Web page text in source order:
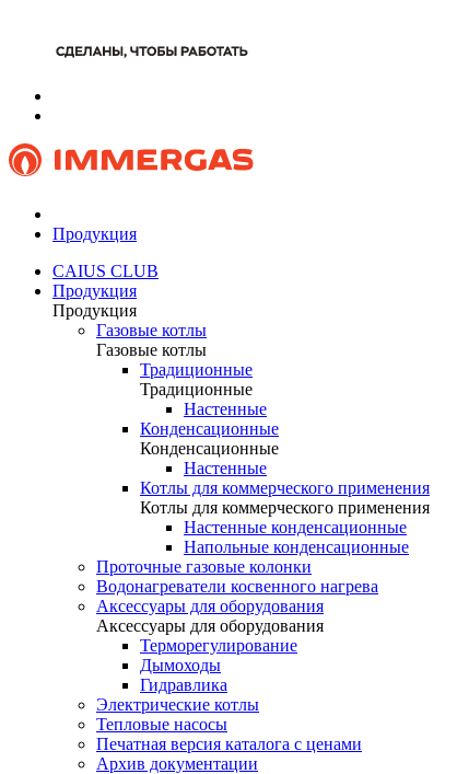
Продукция
CAIUS CLUB
Продукция
Продукция
Газовые котлы
Газовые котлы
Традиционные
Традиционные
Настенные
Конденсационные
Конденсационные
Настенные
Котлы для коммерческого применения
Котлы для коммерческого применения
Настенные конденсационные
Напольные конденсационные
Проточные газовые колонки
Водонагреватели косвенного нагрева
Аксессуары для оборудования
Аксессуары для оборудования
Терморегулирование
Дымоходы
Гидравлика
Электрические котлы
Тепловые насосы
Печатная версия каталога с ценами
Архив документации